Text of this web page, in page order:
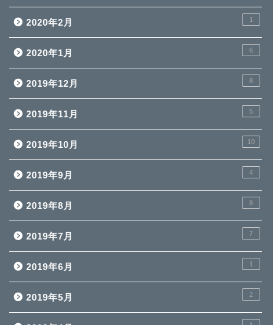
2020年2月 1
2020年1月 6
2019年12月 8
2019年11月 5
2019年10月 10
2019年9月 4
2019年8月 8
2019年7月 7
2019年6月 1
2019年5月 2